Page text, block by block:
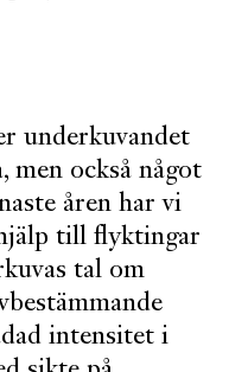
underkuvandet
men också något
åren har vi
till flyktingar
tal om
intensitet i